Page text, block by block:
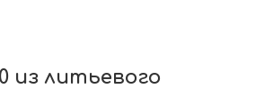
из литьевого